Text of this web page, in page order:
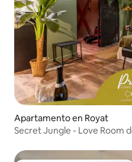
Apartamento en Royat
Secret Jungle - Love Room